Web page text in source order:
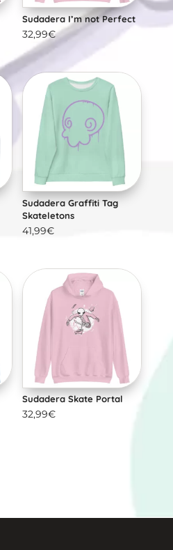
Sudadera I’m not Perfect
32,99€
Sudadera Graffiti Tag
Skateletons
41,99€
Sudadera Skate Portal
32,99€